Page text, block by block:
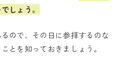
しょう。
ので、その日に参拝するのな
とを知っておきましょう。